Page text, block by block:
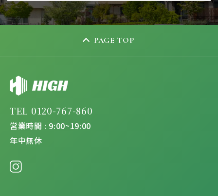
PAGE TOP
TEL 0120-767-860
営業時間 : 9:00~19:00
年中無休